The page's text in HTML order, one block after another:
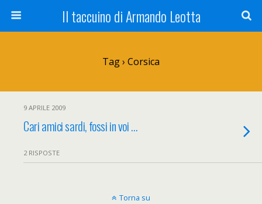
Il taccuino di Armando Leotta
Tag › Corsica
9 APRILE 2009
Cari amici sardi, fossi in voi …
2 RISPOSTE
Torna su